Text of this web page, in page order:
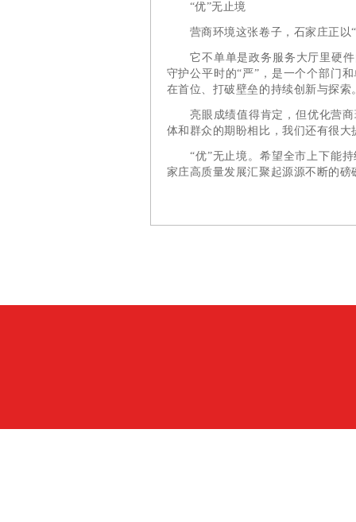
“优”无止境
营商环境这张卷子，石家庄正以“
它不单单是政务服务大厅里硬件
守护公平时的“严”，是一个个部门
在首位、打破壁垒的持续创新与探索
亮眼成绩值得肯定，但优化营商
体和群众的期盼相比，我们还有很大
“优”无止境。希望全市上下能持
家庄高质量发展汇聚起源源不断的磅